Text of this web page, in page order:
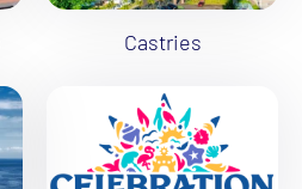
Castries